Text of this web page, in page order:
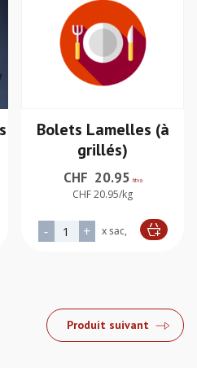
PREMIUM
Bolets Lamelles (à
grillés)
CHF 20.95 htva
CHF 20.95/kg
- quantité de Bolets
+ x sac,
Alternative:
Produit suivant